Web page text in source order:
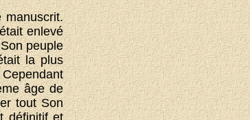
manuscrit.
enlevé
peuple
la plus
âge de
tout Son
définitif et